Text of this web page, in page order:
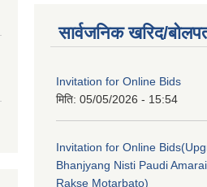
सार्वजनिक खरिद/
Invitation for Online Bids
मिति: 05/05/2026 - 15:54
Invitation for Online
Bhanjyang Nisti Paudi
Rakse Motarbato)